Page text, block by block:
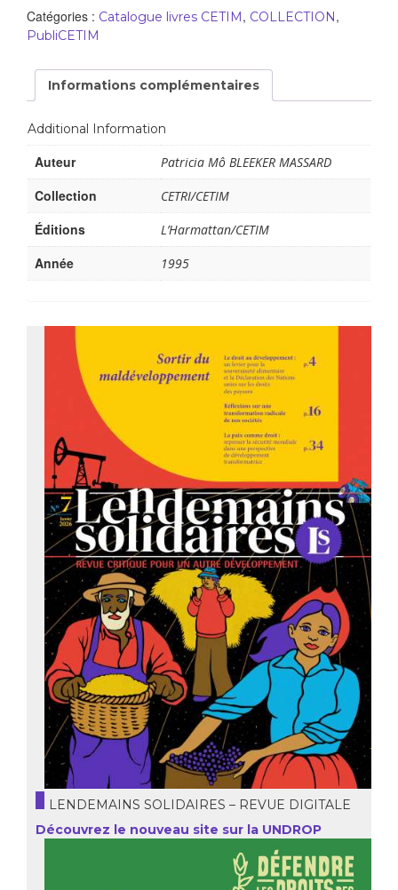
Catégories : Catalogue livres CETIM, COLLECTION,
PubliCETIM
Informations complémentaires
Additional Information
Auteur Patricia Mô BLEEKER MASSARD
Collection CETRI/CETIM
Éditions L’Harmattan/CETIM
Année 1995
LENDEMAINS SOLIDAIRES – REVUE DIGITALE
Découvrez le nouveau site sur la UNDROP